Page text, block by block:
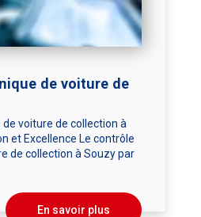
de voiture de
voiture de collection à
et Excellence Le contrôle
de collection à Souzy par
En savoir plus